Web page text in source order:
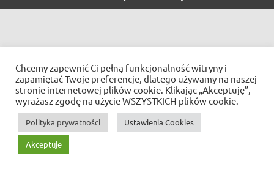
Chcemy zapewnić Ci pełną funkcjonalność witryny i
zapamiętać Twoje preferencje, dlatego używamy na naszej
stronie internetowej plików cookie. Klikając „Akceptuję”,
wyrażasz zgodę na użycie WSZYSTKICH plików cookie.
Polityka prywatności Ustawienia Cookies
Akceptuje